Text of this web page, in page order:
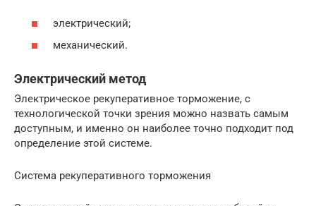
электрический;
механический.
Электрический метод
Электрическое рекуперативное торможение, с
технологической точки зрения можно назвать самым
доступным, и именно он наиболее точно подходит под
определение этой системе.
Система рекуперативного торможения